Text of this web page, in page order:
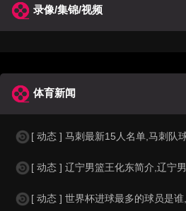
录像/集锦/视频
体育新闻
[ 动态 ] 马刺最新15人名单,马刺队
[ 动态 ] 辽宁男篮王化东简介,辽宁男篮
[ 动态 ] 世界杯进球最多的球员是谁,世界杯进